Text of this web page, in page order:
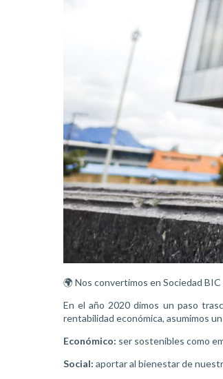
🌍 Nos convertimos en Sociedad BIC
En el año 2020 dimos un paso
rentabilidad económica, asumimos
Económico: ser sostenibles como
Social: aportar al bienestar de